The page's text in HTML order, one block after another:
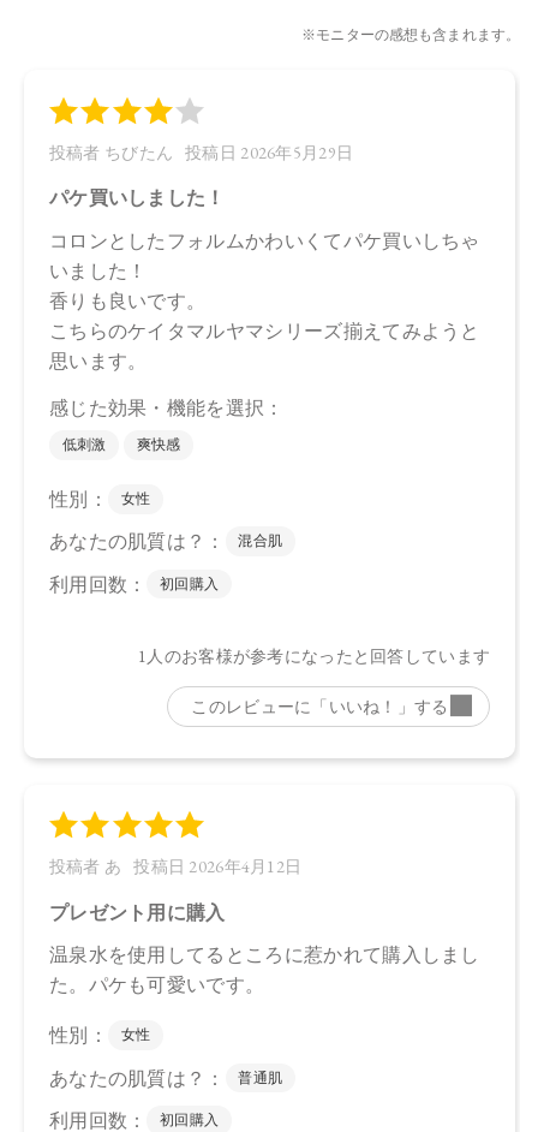
ス、エーデルワイス花／葉エキス、ヤマザクラ花エキス、サ
キチオール、ザクロ果実エキス、レモン果実エキス、オレン
ジ果実エキス、サトウキビエキス、PCA-Na、乳酸Na、PCA、
セリン、アラニン、グリシン、グルタミン酸、リシンHCI、
加水分解ホホバエステル、カプリルヒドロキサム酸、ジラウ
ロイルグルタミン酸リシンNa、フィトステロールズ、ジグリ
セリン、ベンジルアルコール、グリチルリチン酸2K、水添レ
シチン、デヒドロ酢酸、ベタイン、クエン酸、クエン酸Na、
水、BG、香料
【原産国】
日本
【メーカー品番】
店舗でお問い合わせの際には、下記品番をお伝え下さい。
4573623439343
CosmeKitchen 2026/3/12
Biop 2026/3/12
舗にお問い合わせください。
※発売日は予告なく変更する可能性がございます。予めご了
承ください。
※通常はご注文より１～３営業日での発送となります。
商品によっては、お届けまで１～２週間かかる場合がござい
ますので予めご了承ください。
●パッケージはリニューアル等の理由により、写真と異なる場
合がございます。
●パッケージのリニューアル等の理由により、成分・処方が記
●予告なくパッケージ仕様が変更になる場合がございます。